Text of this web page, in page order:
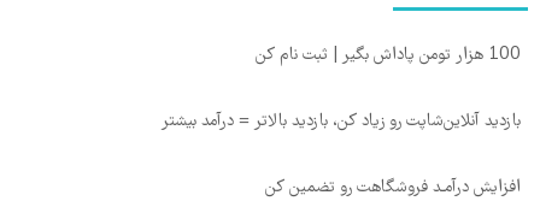
100 هزار تومن پاداش بگیر | ثبت نام کن
بازدید آنلاین‌شاپت رو زیاد کن، بازدید بالاتر = درآمد بیشتر
افزایش درآمـد فروشگاهت رو تضمین کن